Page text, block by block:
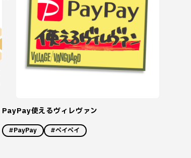
PayPay使えるヴィレヴァン
#PayPay #ペイペイ